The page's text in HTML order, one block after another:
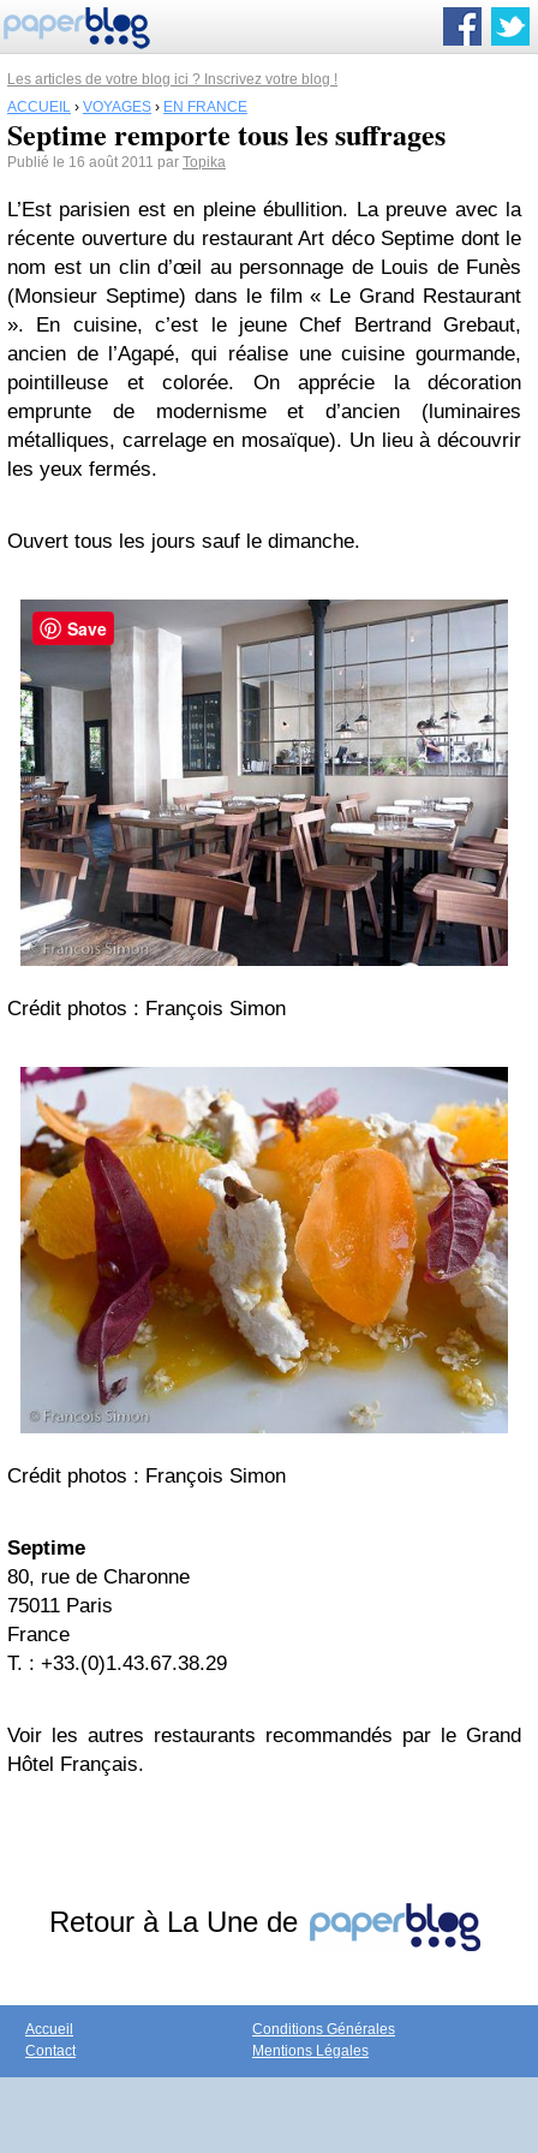
Les articles de votre blog ici ? Inscrivez votre blog !
ACCUEIL › VOYAGES › EN FRANCE
Septime remporte tous les suffrages
Publié le 16 août 2011 par Topika
L’Est parisien est en pleine ébullition. La preuve avec la
récente ouverture du restaurant Art déco Septime dont le
nom est un clin d’œil au personnage de Louis de Funès
(Monsieur Septime) dans le film « Le Grand Restaurant
». En cuisine, c’est le jeune Chef Bertrand Grebaut,
ancien de l’Agapé, qui réalise une cuisine gourmande,
pointilleuse et colorée. On apprécie la décoration
emprunte de modernisme et d’ancien (luminaires
métalliques, carrelage en mosaïque). Un lieu à découvrir
les yeux fermés.
Ouvert tous les jours sauf le dimanche.
Crédit photos : François Simon
Crédit photos : François Simon
Septime
80, rue de Charonne
75011 Paris
France
T. : +33.(0)1.43.67.38.29
Voir les autres restaurants recommandés par le Grand
Hôtel Français.
Retour à La Une de
Accueil
Contact
Conditions Générales
Mentions Légales
Save